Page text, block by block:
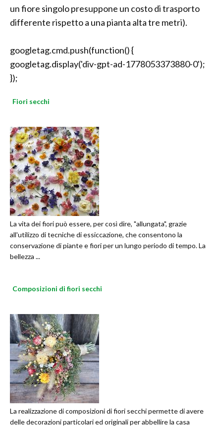
un fiore singolo presuppone un costo di trasporto
differente rispetto a una pianta alta tre metri).
googletag.cmd.push(function() {
googletag.display('div-gpt-ad-1778053373880-0');
});
Fiori secchi
La vita dei fiori può essere, per così dire, "allungata", grazie
all'utilizzo di tecniche di essiccazione, che consentono la
conservazione di piante e fiori per un lungo periodo di tempo. La
bellezza ...
Composizioni di fiori secchi
La realizzazione di composizioni di fiori secchi permette di avere
delle decorazioni particolari ed originali per abbellire la casa